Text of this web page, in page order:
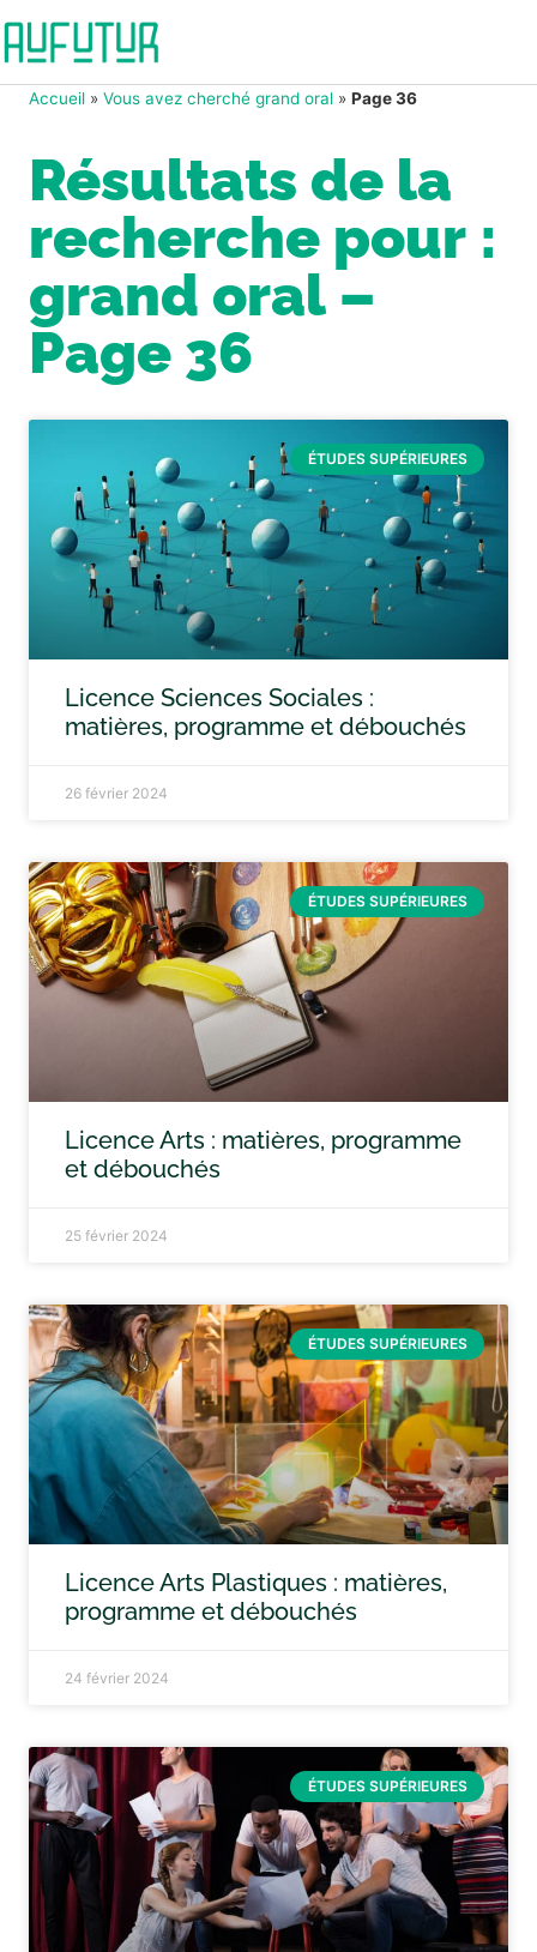
Accueil » Vous avez cherché grand oral » Page 36
Résultats de la
recherche pour :
grand oral –
Page 36
ÉTUDES SUPÉRIEURES
Licence Sciences Sociales :
matières, programme et débouchés
26 février 2024
ÉTUDES SUPÉRIEURES
Licence Arts : matières, programme
et débouchés
25 février 2024
ÉTUDES SUPÉRIEURES
Licence Arts Plastiques : matières,
programme et débouchés
24 février 2024
ÉTUDES SUPÉRIEURES